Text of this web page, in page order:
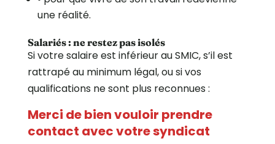
une réalité.
Salariés : ne restez pas isolés
Si votre salaire est inférieur au SMIC, s’il est
rattrapé au minimum légal, ou si vos
qualifications ne sont plus reconnues :
Merci de bien vouloir prendre
contact avec votre syndicat